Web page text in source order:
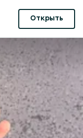
Открыть